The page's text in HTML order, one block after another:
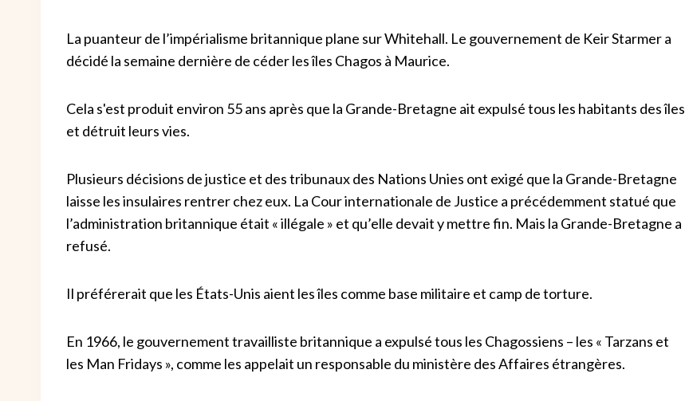
La puanteur de l’impérialisme britannique plane sur Whitehall. Le gouvernement de Keir Starmer a
décidé la semaine dernière de céder les îles Chagos à Maurice.
Cela s'est produit environ 55 ans après que la Grande-Bretagne ait expulsé tous les habitants des îles
et détruit leurs vies.
Plusieurs décisions de justice et des tribunaux des Nations Unies ont exigé que la Grande-Bretagne
laisse les insulaires rentrer chez eux. La Cour internationale de Justice a précédemment statué que
l’administration britannique était « illégale » et qu’elle devait y mettre fin. Mais la Grande-Bretagne a
refusé.
Il préférerait que les États-Unis aient les îles comme base militaire et camp de torture.
En 1966, le gouvernement travailliste britannique a expulsé tous les Chagossiens – les « Tarzans et
les Man Fridays », comme les appelait un responsable du ministère des Affaires étrangères.